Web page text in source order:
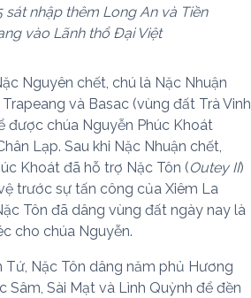
sát nhập thêm Long An và Tiền
vào Lãnh thổ Đại Việt
Nguyên chết, chú là Nặc Nhuận
và Basac (vùng đất Trà Vinh
được chúa Nguyễn Phúc Khoát
Lạp. Sau khi Nặc Nhuận chết,
Khoát đã hỗ trợ Nặc Tôn (Outey II)
trước sự tấn công của Xiêm La
Tôn đã dâng vùng đất ngày nay là
cho chúa Nguyễn.
Tứ, Nặc Tôn dâng năm phủ Hương
Sâm, Sài Mạt và Lình Quỳnh để đền